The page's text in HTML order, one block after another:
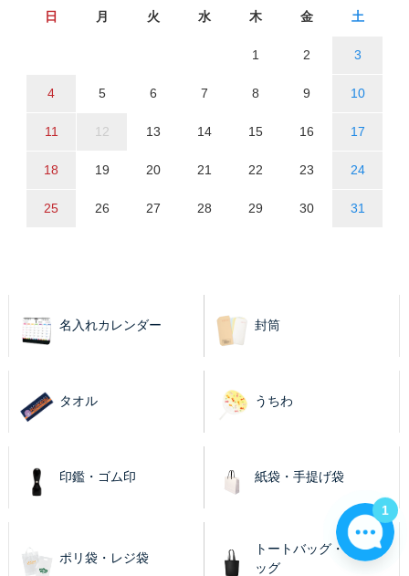
日 月 火 水 木 金 土
1 2 3
4 5 6 7 8 9 10
11 12 13 14 15 16 17
18 19 20 21 22 23 24
25 26 27 28 29 30 31
名入れカレンダー 封筒
タオル うちわ
印鑑・ゴム印 紙袋・手提げ袋
ポリ袋・レジ袋
トートバッグ・エコバ
ッグ
1